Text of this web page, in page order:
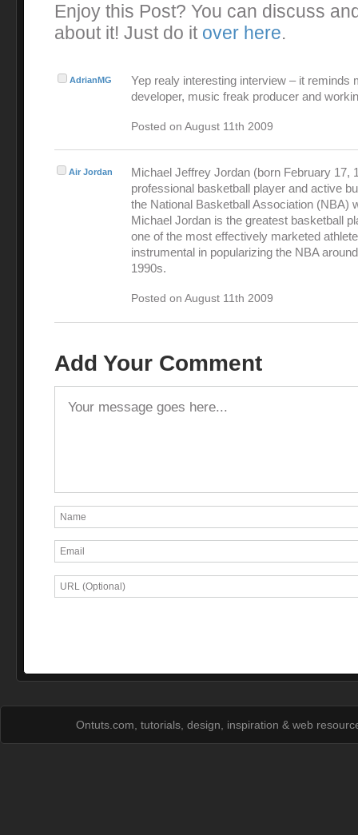
Enjoy this Post? You can discuss
about it! Just do it over here.
AdrianMG
Yep realy interesting interview – it reminds
developer, music freak producer and
Posted on August 11th 2009
Air Jordan
Michael Jeffrey Jordan (born February 17,
professional basketball player and active
the National Basketball Association (NBA)
Michael Jordan is the greatest basketball
one of the most effectively marketed
instrumental in popularizing the NBA
1990s.
Posted on August 11th 2009
Add Your Comment
Ontuts.com, tutorials, design, inspiration & web